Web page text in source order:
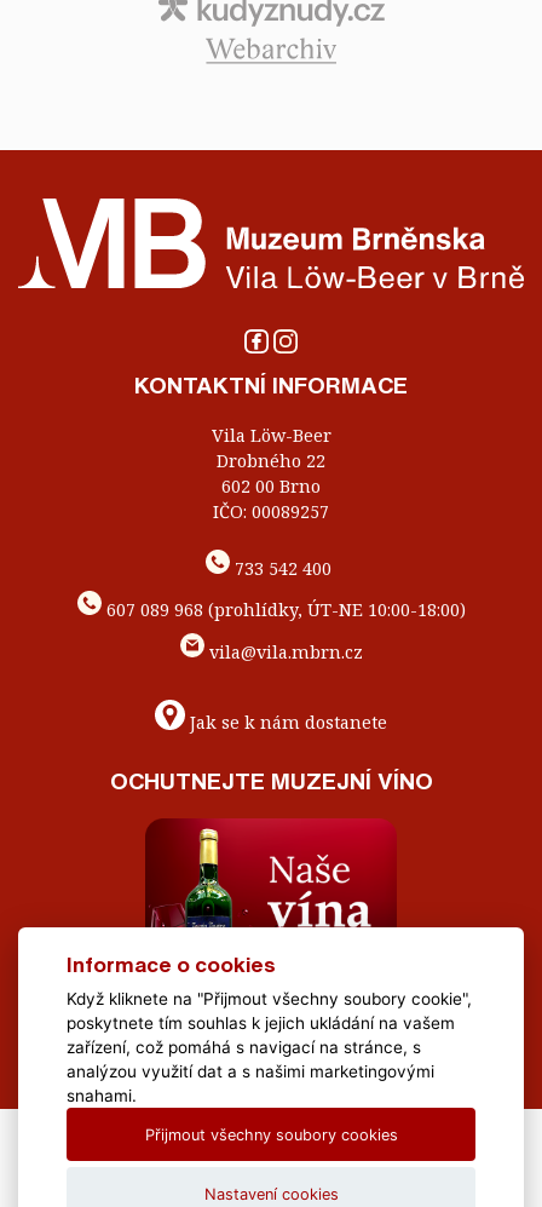
KONTAKTNÍ INFORMACE
Vila Löw-Beer
Drobného 22
602 00 Brno
IČO: 00089257
733 542 400
607 089 968 (prohlídky, ÚT-NE 10:00-18:00)
vila@vila.mbrn.cz
Jak se k nám dostanete
OCHUTNEJTE MUZEJNÍ VÍNO
All Rights Reserved Muzeum Brněnska © 2020, Webdesign by
Informace o cookies
Když kliknete na "Přijmout všechny soubory cookie",
poskytnete tím souhlas k jejich ukládání na vašem
zařízení, což pomáhá s navigací na stránce, s
analýzou využití dat a s našimi marketingovými
snahami.
Přijmout všechny soubory cookies
Nastavení cookies